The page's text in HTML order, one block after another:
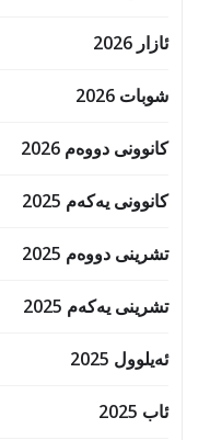
ئازار 2026
شوبات 2026
کانوونی دووەم 2026
کانوونی یەکەم 2025
تشرینی دووەم 2025
تشرینی یەکەم 2025
ئەیلوول 2025
ئاب 2025